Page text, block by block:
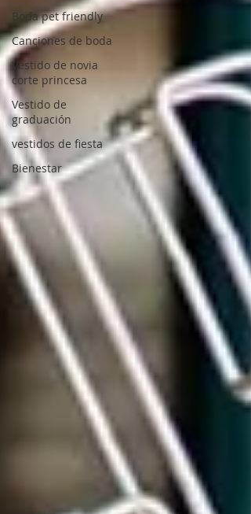
Boda pet friendly
Canciones de boda
Vestido de novia
corte princesa
Vestido de
graduación
vestidos de fiesta
Bienestar